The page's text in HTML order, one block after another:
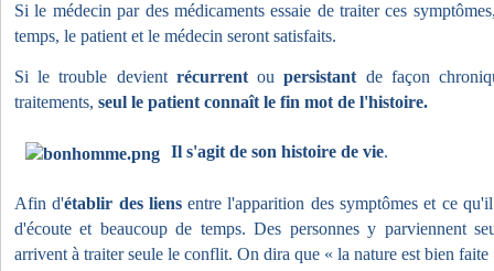
Si le médecin par des médicaments essaie de traiter ces
temps, le patient et le médecin seront satisfaits.
Si le trouble devient récurrentoupersistant de façon
traitements, seul le patient connaît le fin mot de l'histoire.
Il s'agit de son histoire de vie.
Afin d'établir des liensentre l'apparition des symptômes et ce
d'écoute et beaucoup de temps. Des personnes y parviennent
arrivent à traiter seule le conflit. On dira que « la nature est bien faite